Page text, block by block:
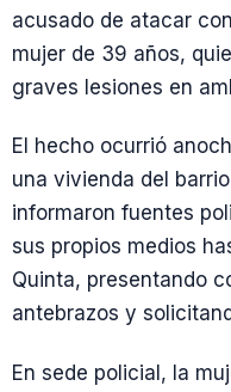
acusado de atacar
mujer de 39 años,
graves lesiones en
El hecho ocurrió
una vivienda del
informaron fuentes
sus propios medios
Quinta, presentando
antebrazos y
En sede policial, la